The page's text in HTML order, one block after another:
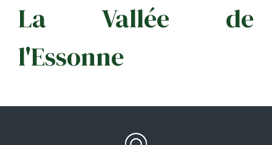
La Vallée de
l'Essonne